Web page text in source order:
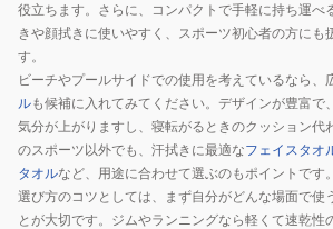
役立ちます。さらに、コンパクトで手軽に持ち運べ
きや顔拭きに使いやすく、スポーツ初心者の方にも
す。
ビーチやプールサイドでの使用を考えているなら、
ルも候補に入れてみてください。デザインが豊富で
気分が上がりますし、寝転がるときのクッション代
のスポーツ以外でも、汗拭きに最適なフェイスタオ
タオルなど、用途に合わせて選ぶのもポイントです。
選び方のコツとしては、まず自分がどんな場面で使
とが大切です。ジムやランニングなら軽くて速乾性